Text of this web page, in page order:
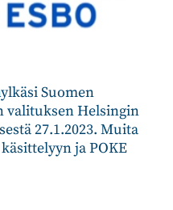
Suomen
valituksen Helsingin
27.1.2023. Muita
ja POKE